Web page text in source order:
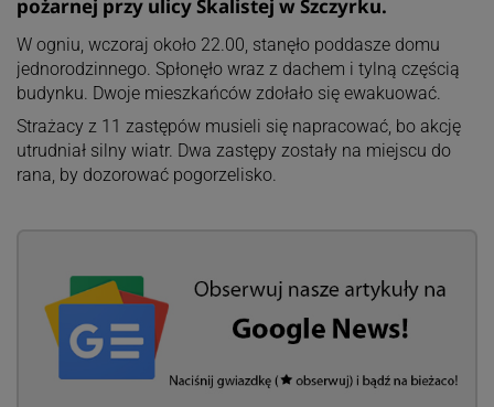
pożarnej przy ulicy Skalistej w Szczyrku.
W ogniu, wczoraj około 22.00, stanęło poddasze domu
jednorodzinnego. Spłonęło wraz z dachem i tylną częścią
budynku. Dwoje mieszkańców zdołało się ewakuować.
Strażacy z 11 zastępów musieli się napracować, bo akcję
utrudniał silny wiatr. Dwa zastępy zostały na miejscu do
rana, by dozorować pogorzelisko.